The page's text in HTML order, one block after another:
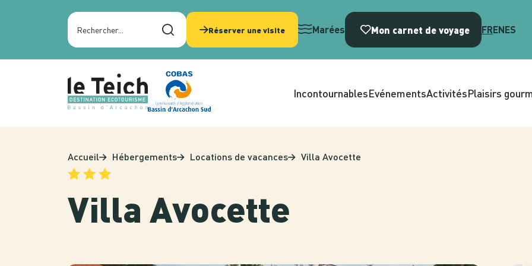
IncontournablesEvénementsActivitésPlaisirs
Rechercher sur le site
Réserver une visite Marées Mon carnet de voyage FRENES
Villa Avocette
Accueil Hébergements Locations de vacances Villa Avocette